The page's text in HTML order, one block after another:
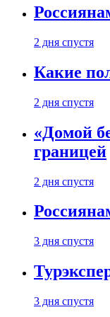
2 дня спустя
Какие
2 дня спустя
«Домой
границей
2 дня спустя
3 дня спустя
3 дня спустя